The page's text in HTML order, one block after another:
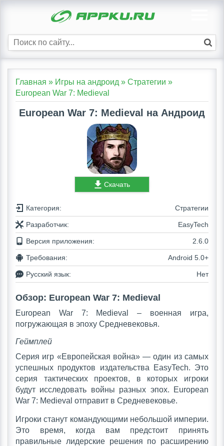
Главная » Игры на андроид » Стратегии »
European War 7: Medieval
European War 7: Medieval на Андроид
Скачать
Категория: Стратегии
Разработчик: EasyTech
Версия приложения: 2.6.0
Требования: Android 5.0+
Русский язык: Нет
Обзор: European War 7: Medieval
European War 7: Medieval – военная игра,
погружающая в эпоху Средневековья.
Геймплей
Серия игр «Европейская война» — один из самых
успешных продуктов издательства EasyTech. Это
серия тактических проектов, в которых игроки
будут исследовать войны разных эпох. European
War 7: Medieval отправит в Средневековье.
Игроки станут командующими небольшой империи.
Это время, когда вам предстоит принять
правильные лидерские решения по расширению